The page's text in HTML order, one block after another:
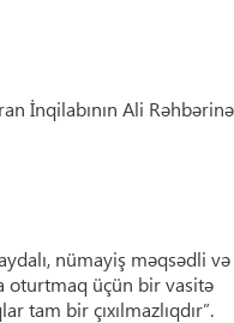
İnqilabının Ali Rəhbərinə
nümayiş məqsədli
oturtmaq üçün bir vasitə
tam bir çıxılmazlıqdır”.